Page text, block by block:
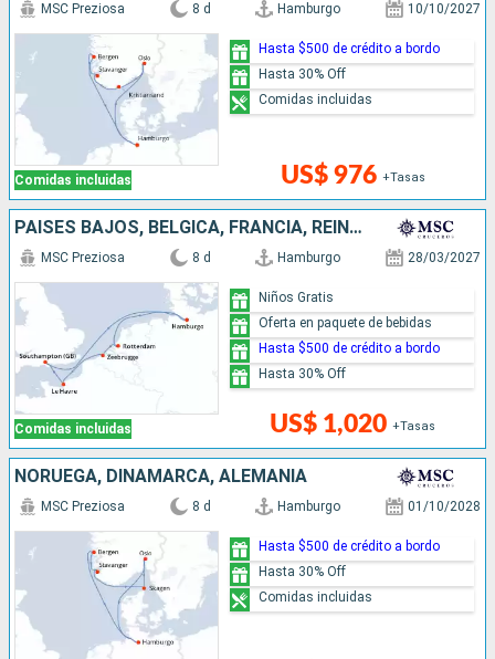
Comidas incluidas
MSC Preziosa 8 d Hamburgo 10/10/2027
US$ 976 +Tasas
Hasta $500 de crédito a bordo
Hasta 30% Off
Comidas incluidas
PAISES BAJOS, BÉLGICA, FRANCIA, REINO UNIDO, ALEMANIA
Comidas incluidas
MSC Preziosa 8 d Hamburgo 28/03/2027
US$ 1,020 +Tasas
Niños Gratis
Oferta en paquete de bebidas
Hasta $500 de crédito a bordo
Hasta 30% Off
NORUEGA, DINAMARCA, ALEMANIA
MSC Preziosa 8 d Hamburgo 01/10/2028
Hasta $500 de crédito a bordo
Hasta 30% Off
Comidas incluidas